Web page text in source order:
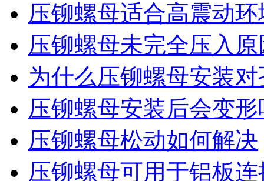
压铆螺母适合高震动
压铆螺母未完全压入
为什么压铆螺母安装
压铆螺母安装后会变形
压铆螺母松动如何解决
压铆螺母可用于铝板